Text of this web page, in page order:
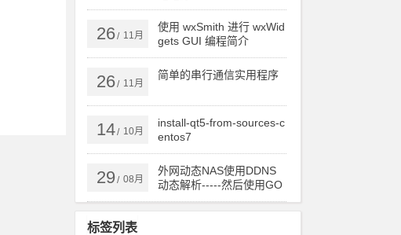
26/ 11月
使用 wxSmith 进行 wxWid
gets GUI 编程简介
26/ 11月
简单的串行通信实用程序
14/ 10月
install-qt5-from-sources-c
entos7
29/ 08月
外网动态NAS使用DDNS
动态解析-----然后使用GO
DADDY跟踪IP实现顶级域
名或者二级域名直接实时
标签列表